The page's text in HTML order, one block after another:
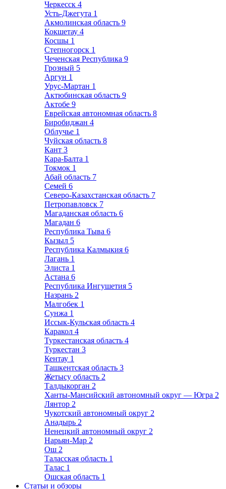
Черкесск 4
Усть-Джегута 1
Акмолинская область 9
Кокшетау 4
Косшы 1
Степногорск 1
Чеченская Республика 9
Грозный 5
Аргун 1
Урус-Мартан 1
Актюбинская область 9
Актобе 9
Еврейская автономная область 8
Биробиджан 4
Облучье 1
Чуйская область 8
Кант 3
Кара-Балта 1
Токмок 1
Абай область 7
Семей 6
Северо-Казахстанская область 7
Петропавловск 7
Магаданская область 6
Магадан 6
Республика Тыва 6
Кызыл 5
Республика Калмыкия 6
Лагань 1
Элиста 1
Астана 6
Республика Ингушетия 5
Назрань 2
Малгобек 1
Сунжа 1
Иссык-Кульская область 4
Каракол 4
Туркестанская область 4
Туркестан 3
Кентау 1
Ташкентская область 3
Жетысу область 2
Талдыкорган 2
Ханты-Мансийский автономный округ — Югра 2
Лянтор 2
Чукотский автономный округ 2
Анадырь 2
Ненецкий автономный округ 2
Нарьян-Мар 2
Ош 2
Таласская область 1
Талас 1
Ошская область 1
Статьи и обзоры